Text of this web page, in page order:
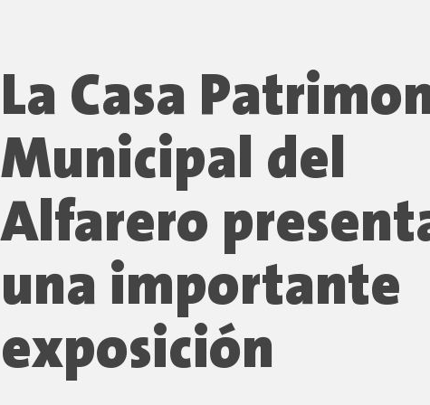
La Casa
Municipal del
Alfarero
una importante
exposición